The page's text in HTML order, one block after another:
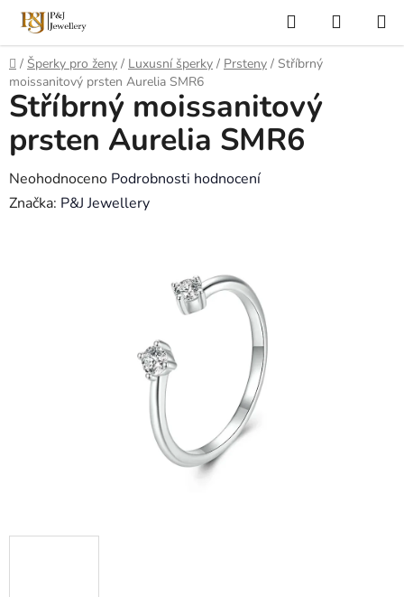
Přejít
obsah
Hledat
KOŠÍK
Domů
/ Šperky pro ženy / Luxusní šperky / Prsteny / Stříbrný
moissanitový prsten Aurelia SMR6
Stříbrný moissanitový
prsten Aurelia SMR6
Průměrné
hodnocení
Neohodnoceno Podrobnosti hodnocení
Značka: P&J Jewellery